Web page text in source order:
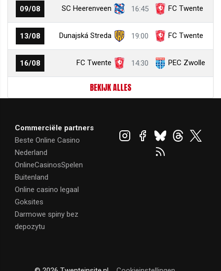
09/08 SC Heerenveen 16:45 FC Twente
13/08 Dunajská Streda 19:00 FC Twente
16/08 FC Twente 14:30 PEC Zwolle
BEKIJK ALLES
Commerciële partners
Beste Online Casino
Nederland
OnlineCasinosSpelen
Buitenland
Online casino legaal
Goksites
Darmowe spiny bez
depozytu